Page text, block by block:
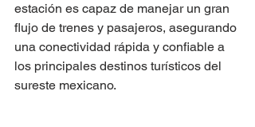
estación es capaz de manejar un gran
flujo de trenes y pasajeros, asegurando
una conectividad rápida y confiable a
los principales destinos turísticos del
sureste mexicano.